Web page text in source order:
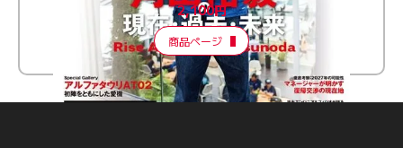
2,100円
商品ページ